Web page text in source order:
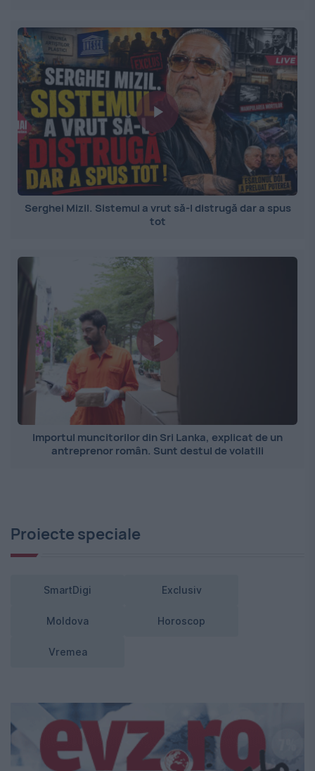
Serghei Mizil. Sistemul a vrut să-l distrugă dar a spus
tot
Importul muncitorilor din Sri Lanka, explicat de un
antreprenor român. Sunt destul de volatili
Proiecte speciale
SmartDigi Exclusiv
Moldova Horoscop
Vremea